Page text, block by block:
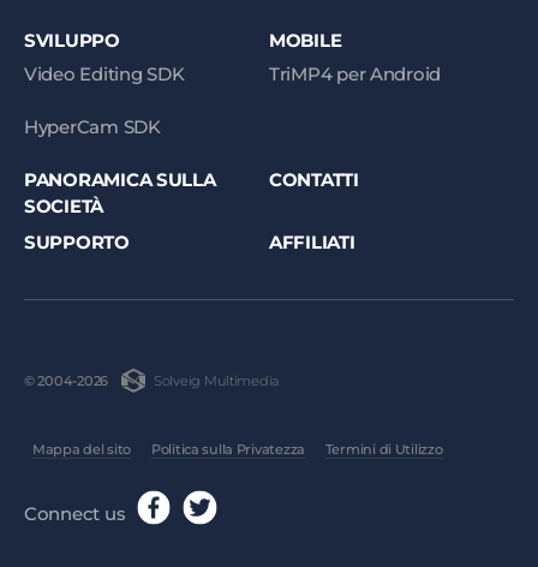
SVILUPPO
Video Editing SDK
HyperCam SDK
MOBILE
TriMP4 per Android
PANORAMICA SULLA
SOCIETÀ
CONTATTI
SUPPORTO AFFILIATI
© 2004-2026 Solveig Multimedia
Mappa del sito Politica sulla Privatezza Termini di Utilizzo
Connect us